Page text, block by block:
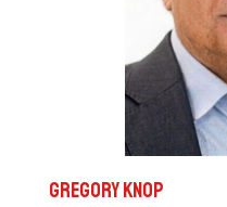
Gregory Knop